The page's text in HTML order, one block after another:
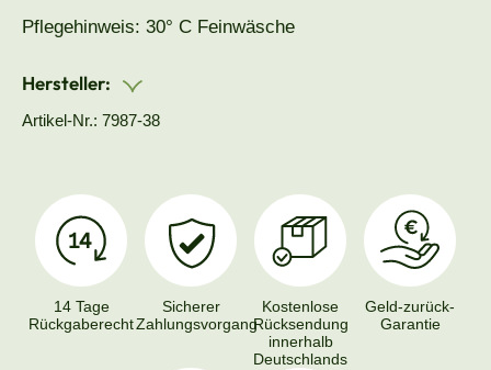
Pflegehinweis: 30° C Feinwäsche
Hersteller:
Artikel-Nr.: 7987-38
14 Tage
Rückgaberecht
Sicherer
Zahlungsvorgang
Kostenlose
Rücksendung
innerhalb
Deutschlands
Geld-zurück-
Garantie